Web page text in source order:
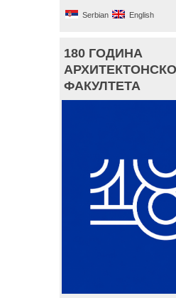
Serbian English
180 ГОДИНА
ФАКУЛТЕТА